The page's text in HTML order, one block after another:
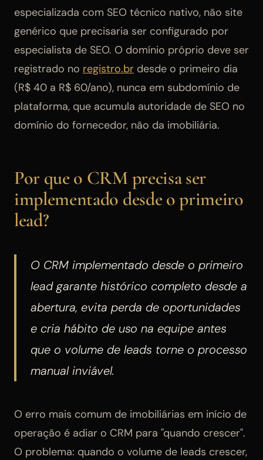
especializada com SEO técnico nativo, não site
genérico que precisaria ser configurado por
especialista de SEO. O domínio próprio deve ser
registrado no registro.br desde o primeiro dia
(R$ 40 a R$ 60/ano), nunca em subdomínio de
plataforma, que acumula autoridade de SEO no
domínio do fornecedor, não da imobiliária.
Por que o CRM precisa ser
implementado desde o primeiro
lead?
O CRM implementado desde o primeiro
lead garante histórico completo desde a
abertura, evita perda de oportunidades
e cria hábito de uso na equipe antes
que o volume de leads torne o processo
manual inviável.
O erro mais comum de imobiliárias em início de
operação é adiar o CRM para "quando crescer".
O problema: quando o volume de leads crescer,